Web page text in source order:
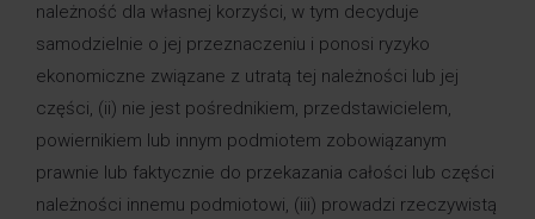
należność dla własnej korzyści, w tym decyduje
samodzielnie o jej przeznaczeniu i ponosi ryzyko
ekonomiczne związane z utratą tej należności lub jej
części, (ii) nie jest pośrednikiem, przedstawicielem,
powiernikiem lub innym podmiotem zobowiązanym
prawnie lub faktycznie do przekazania całości lub części
należności innemu podmiotowi, (iii) prowadzi rzeczywistą